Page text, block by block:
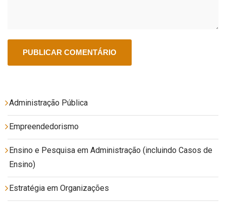
Administração Pública
Empreendedorismo
Ensino e Pesquisa em Administração (incluindo Casos de
Ensino)
Estratégia em Organizações